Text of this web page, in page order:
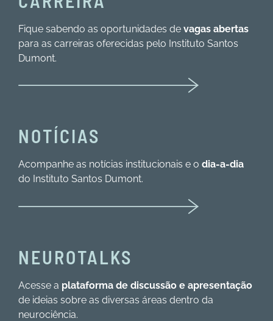
Fique sabendo as oportunidades de vagas abertas
para as carreiras oferecidas pelo Instituto Santos
Dumont.
NOTÍCIAS
Acompanhe as notícias institucionais e o dia-a-dia
do Instituto Santos Dumont.
NEUROTALKS
Acesse a plataforma de discussão e apresentação
de ideias sobre as diversas áreas dentro da
neurociência.